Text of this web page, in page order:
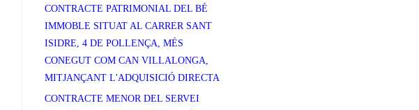
CONTRACTE PATRIMONIAL DEL BÉ
IMMOBLE SITUAT AL CARRER SANT
ISIDRE, 4 DE POLLENÇA, MÉS
CONEGUT COM CAN VILLALONGA,
MITJANÇANT L'ADQUISICIÓ DIRECTA
CONTRACTE MENOR DEL SERVEI